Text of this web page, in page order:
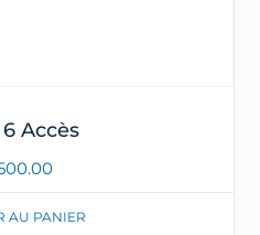
Accès
AU PANIER